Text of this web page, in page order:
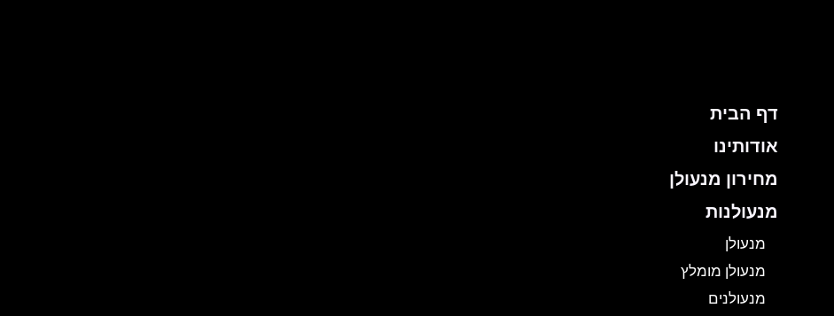
דף הבית
אודותינו
מחירון מנעולן
מנעולנות
מנעולן
מנעולן מומלץ
מנעולנים